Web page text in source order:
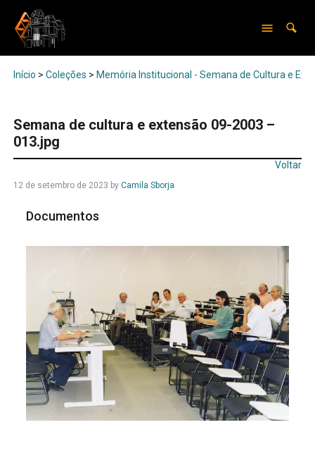
Início > Coleções > Memória Institucional - Semana de Cultura e
Semana de cultura e extensão 09-2003 –
013.jpg
Voltar
12 de setembro de 2023 by Camila Sborja
Documentos